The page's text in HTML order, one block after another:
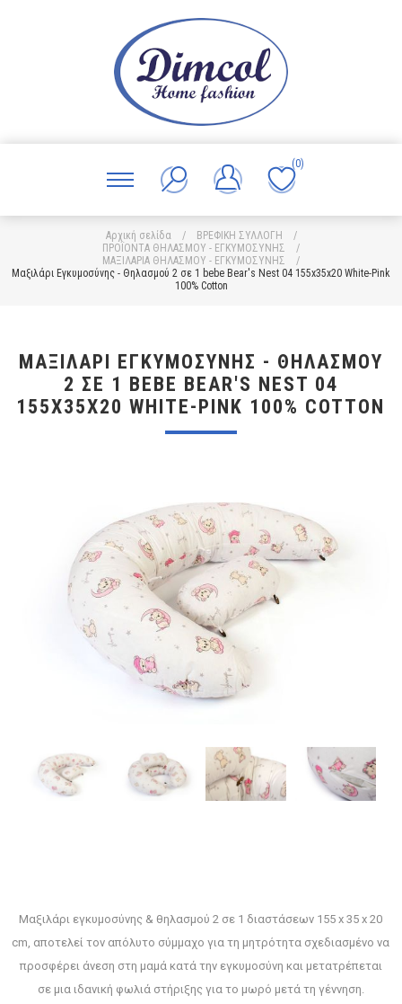
(0)
Αρχική σελίδα / ΒΡΕΦΙΚΗ ΣΥΛΛΟΓΗ
/
ΠΡΟΪΟΝΤΑ ΘΗΛΑΣΜΟΥ - ΕΓΚΥΜΟΣΥΝΗΣ
/
ΜΑΞΙΛΑΡΙΑ ΘΗΛΑΣΜΟΥ - ΕΓΚΥΜΟΣΥΝΗΣ
/
Μαξιλάρι Εγκυμοσύνης - Θηλασμού 2 σε 1 bebe Bear's Nest 04 155x35x20 White-Pink
100% Cotton
ΜΑΞΙΛΆΡΙ ΕΓΚΥΜΟΣΎΝΗΣ - ΘΗΛΑΣΜΟΎ
2 ΣΕ 1 BEBE BEAR'S NEST 04
155X35X20 WHITE-PINK 100% COTTON
Μαξιλάρι εγκυμοσύνης & θηλασμού 2 σε 1 διαστάσεων 155 x 35 x 20
cm, αποτελεί τον απόλυτο σύμμαχο για τη μητρότητα σχεδιασμένο να
προσφέρει άνεση στη μαμά κατά την εγκυμοσύνη και μετατρέπεται
σε μια ιδανική φωλιά στήριξης για το μωρό μετά τη γέννηση.